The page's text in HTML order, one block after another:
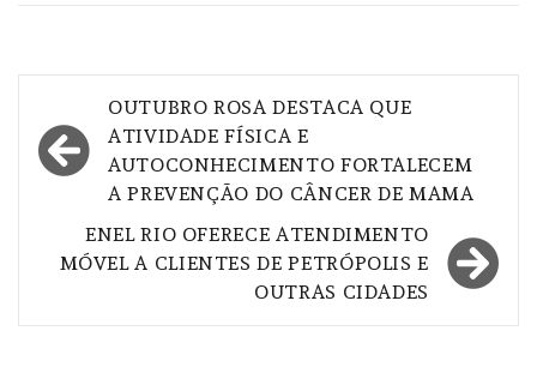
Navegação
de
Post
OUTUBRO ROSA DESTACA QUE
ATIVIDADE FÍSICA E
AUTOCONHECIMENTO FORTALECEM
A PREVENÇÃO DO CÂNCER DE MAMA
ENEL RIO OFERECE ATENDIMENTO
MÓVEL A CLIENTES DE PETRÓPOLIS E
OUTRAS CIDADES